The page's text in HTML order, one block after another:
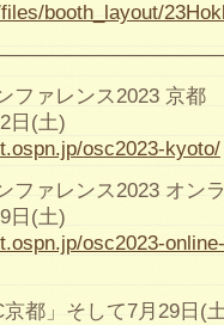
booth_layout/
ファレンス2023 京都
日(土)
osc2023-kyoto/
ファレンス2023 オン
日(土)
osc2023-
都」そして7月29日(